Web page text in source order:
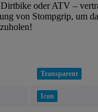
oder ATV –
von Stompgrip, um
Transparent
Icon